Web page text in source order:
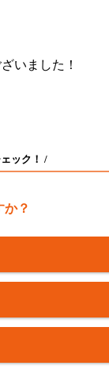
いました！
ック！ /
か？